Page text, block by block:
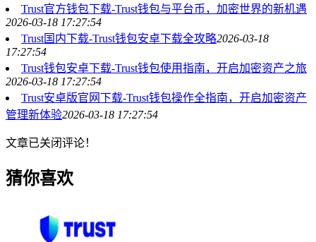
Trust官方钱包下载-Trust钱包与平台币，加密世界的新机遇
2026-03-18 17:27:54
Trust国内下载-Trust钱包安卓下载全攻略2026-03-18
17:27:54
Trust钱包安卓下载-Trust钱包使用指南，开启加密资产之旅
2026-03-18 17:27:54
Trust安卓版官网下载-Trust钱包操作全指南，开启加密资产
管理新体验2026-03-18 17:27:54
文章已关闭评论！
猜你喜欢